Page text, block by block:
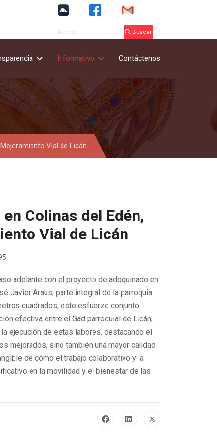
Buscar
Informativo Contáctenos
Vial de Licán
Colinas del Edén,
Vial de Licán
adelante con el proyecto de adoquinado en
Javier Araus, parte integral de la parroquia
cuadrados, este esfuerzo conjunto
efectiva entre el Gad parroquial de Licán,
ejecución de estas labores, destacando el
mejorados, sino también una mayor calidad
de cómo el trabajo colaborativo y la
en la movilidad y el bienestar de las